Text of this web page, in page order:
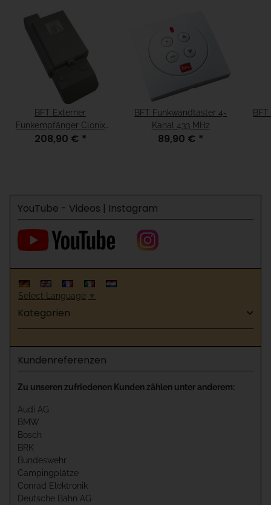
BFT Externer
Funkempfänger Clonix
2E 2 Kanal 433 MHz
208,90 € *
BFT Funkwandtaster 4-
Kanal 433 MHz
89,90 € *
YouTube - Videos | Instagram
Select Language ▼
Kategorien
Kundenreferenzen
Zu unseren zufriedenen Kunden zählen unter anderem:
Audi AG
BMW
Bosch
BRK
Bundeswehr
Campingplätze
Conrad Elektronik
Deutsche Bahn AG